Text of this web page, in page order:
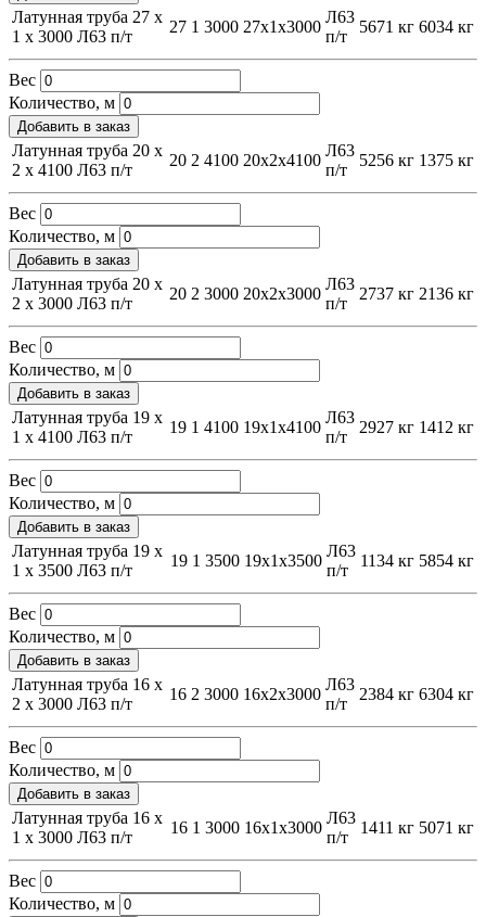
Латунная труба 27 х
1 х 3000 Л63 п/т
27 1 3000 27х1х3000
Л63
п/т
5671 кг 6034 кг
Вес
Количество, м
Добавить в заказ
Латунная труба 20 х
2 х 4100 Л63 п/т
20 2 4100 20х2х4100
Л63
п/т
5256 кг 1375 кг
Вес
Количество, м
Добавить в заказ
Латунная труба 20 х
2 х 3000 Л63 п/т
20 2 3000 20х2х3000
Л63
п/т
2737 кг 2136 кг
Вес
Количество, м
Добавить в заказ
Латунная труба 19 х
1 х 4100 Л63 п/т
19 1 4100 19х1х4100
Л63
п/т
2927 кг 1412 кг
Вес
Количество, м
Добавить в заказ
Латунная труба 19 х
1 х 3500 Л63 п/т
19 1 3500 19х1х3500
Л63
п/т
1134 кг 5854 кг
Вес
Количество, м
Добавить в заказ
Латунная труба 16 х
2 х 3000 Л63 п/т
16 2 3000 16х2х3000
Л63
п/т
2384 кг 6304 кг
Вес
Количество, м
Добавить в заказ
Латунная труба 16 х
1 х 3000 Л63 п/т
16 1 3000 16х1х3000
Л63
п/т
1411 кг 5071 кг
Вес
Количество, м